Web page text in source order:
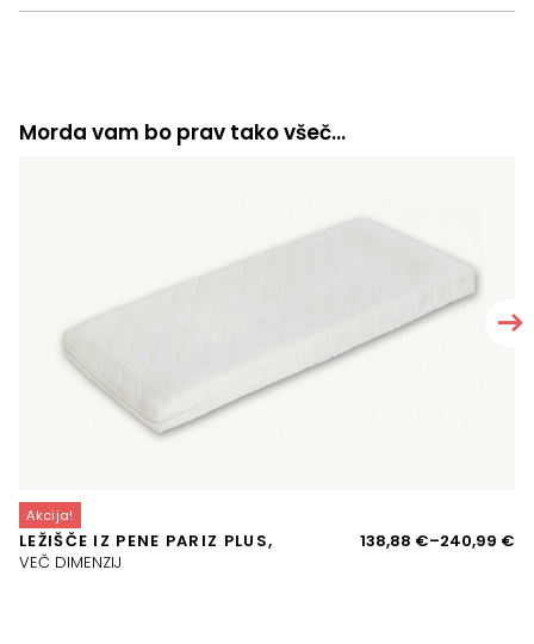
Morda vam bo prav tako všeč…
Akcija!
LEŽIŠČE IZ PENE PARIZ PLUS,
VEČ DIMENZIJ
138,88 €–240,99 €